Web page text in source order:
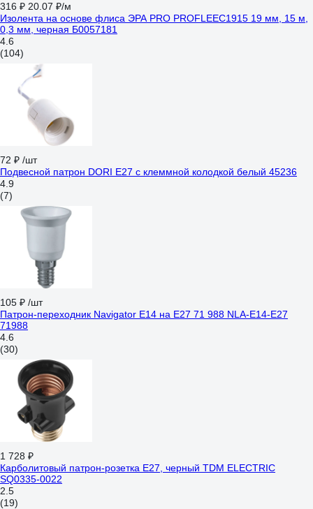
316 ₽ 20.07 ₽/м
Изолента на основе флиса ЭРА PRO PROFLEEC1915 19 мм, 15 м,
0,3 мм, черная Б0057181
4.6
(104)
72 ₽ /шт
Подвесной патрон DORI Е27 с клеммной колодкой белый 45236
4.9
(7)
105 ₽ /шт
Патрон-переходник Navigator E14 на E27 71 988 NLA-E14-E27
71988
4.6
(30)
1 728 ₽
Карболитовый патрон-розетка Е27, черный TDM ELECTRIC
SQ0335-0022
2.5
(19)